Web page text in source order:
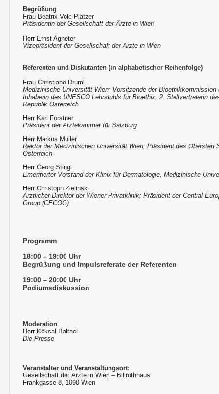
Begrüßung
Frau Beatrix Volc-Platzer
Präsidentin der Gesellschaft der Ärzte in Wien
Herr Ernst Agneter
Vizepräsident der Gesellschaft der Ärzte in Wien
Referenten und Diskutanten (in alphabetischer Reihenfolge)
Frau Christiane Druml
Medizinische Universität Wien; Vorsitzende der Bioethikkommission
Inhaberin des UNESCO Lehrstuhls für Bioethik; 2. Stellvertreterin
Republik Österreich
Herr Karl Forstner
Präsident der Ärztekammer für Salzburg
Herr Markus Müller
Rektor der Medizinischen Universität Wien; Präsident des Obersten
Österreich
Herr Georg Stingl
Emeritierter Vorstand der Klinik für Dermatologie, Medizinische
Herr Christoph Zielinski
Ärztlicher Direktor der Wiener Privatklinik; Präsident der Central
Group (CECOG)
Programm
18:00 – 19:00 Uhr
Begrüßung und Impulsreferate der Referenten
19:00 – 20:00 Uhr
Podiumsdiskussion
Moderation
Herr Köksal Baltaci
Die Presse
Veranstalter und Veranstaltungsort:
Gesellschaft der Ärzte in Wien – Billrothhaus
Frankgasse 8, 1090 Wien